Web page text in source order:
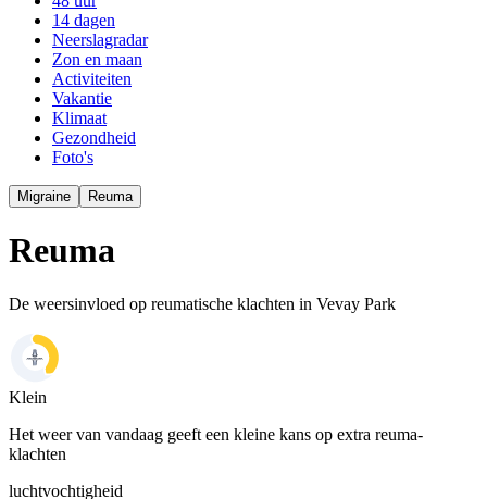
14 dagen
Neerslagradar
Zon en maan
Activiteiten
Vakantie
Klimaat
Gezondheid
Foto's
Migraine Reuma
Reuma
De weersinvloed op reumatische klachten in Vevay Park
Klein
Het weer van vandaag geeft een kleine kans op extra reuma-
klachten
luchtvochtigheid